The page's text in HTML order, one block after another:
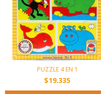
PUZZLE 4 EN 1
$19.335